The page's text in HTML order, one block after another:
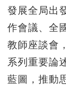
發展全局出
作會議、全
教師座談會
系列重要論
藍圖，推動